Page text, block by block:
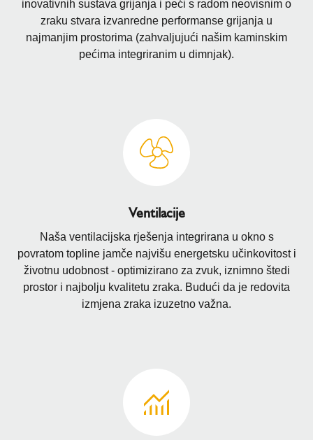
inovativnih sustava grijanja i peći s radom neovisnim o
zraku stvara izvanredne performanse grijanja u
najmanjim prostorima (zahvaljujući našim kaminskim
pećima integriranim u dimnjak).
Ventilacije
Naša ventilacijska rješenja integrirana u okno s
povratom topline jamče najvišu energetsku učinkovitost i
životnu udobnost - optimizirano za zvuk, iznimno štedi
prostor i najbolju kvalitetu zraka. Budući da je redovita
izmjena zraka izuzetno važna.